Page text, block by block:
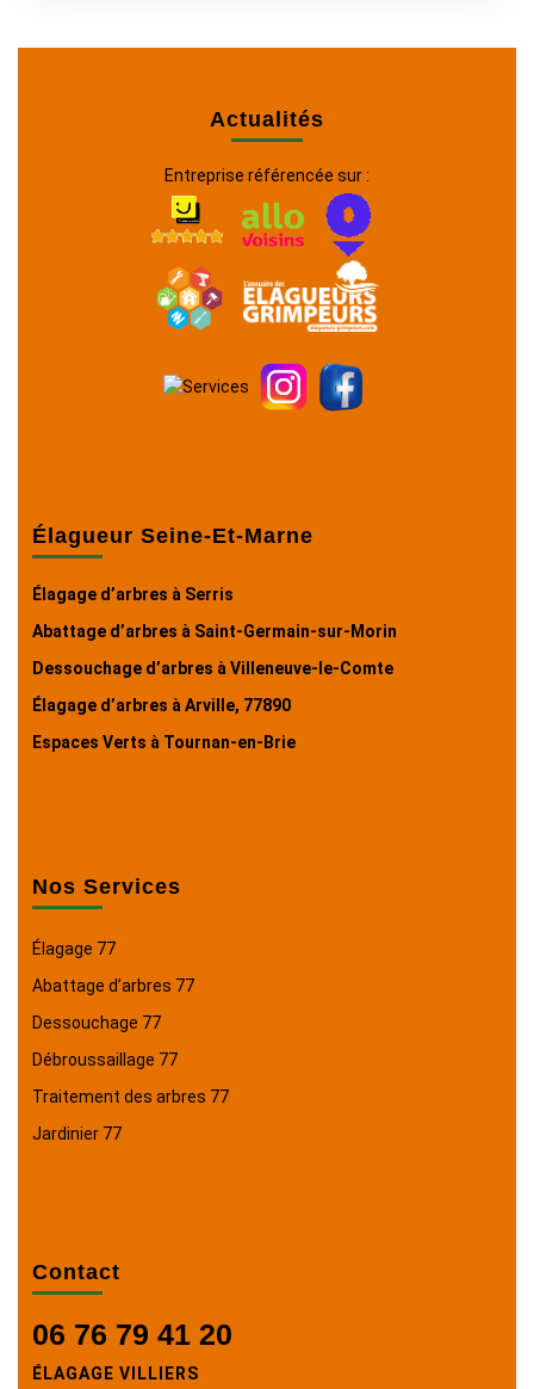
Actualités
Entreprise référencée sur :
Élagueur Seine-Et-Marne
Élagage d’arbres à Serris
Abattage d’arbres à Saint-Germain-sur-Morin
Dessouchage d’arbres à Villeneuve-le-Comte
Élagage d’arbres à Arville, 77890
Espaces Verts à Tournan-en-Brie
Nos Services
Élagage 77
Abattage d’arbres 77
Dessouchage 77
Débroussaillage 77
Traitement des arbres 77
Jardinier 77
Contact
06 76 79 41 20
ÉLAGAGE VILLIERS